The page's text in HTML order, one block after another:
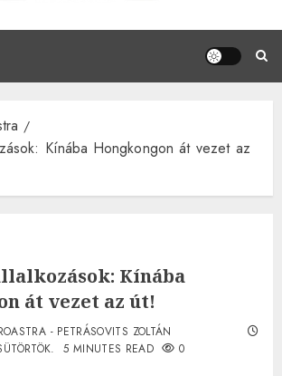
Kínába Hongkongon át vezet az
Kínába
át vezet az út!
- PETRÁSOVITS ZOLTÁN
5 MINUTES READ 0